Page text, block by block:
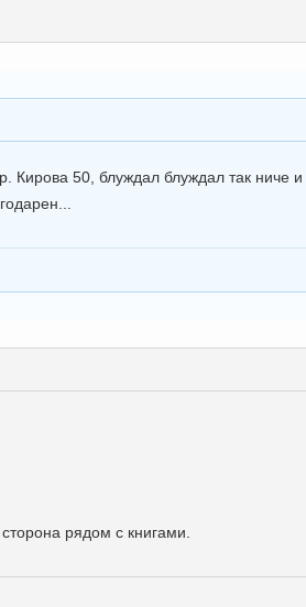
50, блуждал блуждал так ниче
рядом с книгами.